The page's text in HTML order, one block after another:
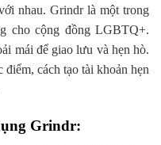
nhau. Grindr là một trong
cho cộng đồng LGBTQ+.
mái để giao lưu và hẹn hò.
cách tạo tài khoản hẹn
Grindr: